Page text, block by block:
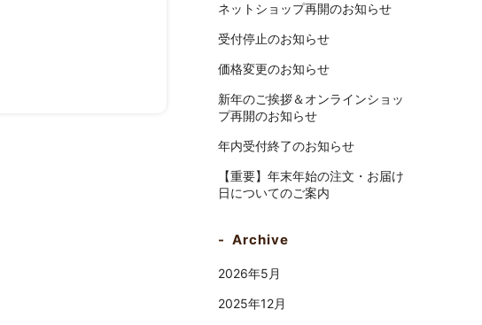
ネットショップ再開のお知らせ
受付停止のお知らせ
価格変更のお知らせ
新年のご挨拶＆オンラインショッ
プ再開のお知らせ
年内受付終了のお知らせ
【重要】年末年始の注文・お届け
日についてのご案内
Archive
2026年5月
2025年12月